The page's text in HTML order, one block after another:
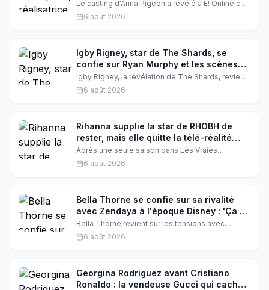
confidences du casting
Le casting d'Anna Pigeon a révélé à E! Online ce
que c'était vraiment de travailler avec Lea
Thompson, la star de Retour vers le futur, en tant
6 août 2026
Igby Rigney, star de The Shards, se
confie sur Ryan Murphy et les scènes
de sexe
Igby Rigney, la révélation de The Shards, revient
sur sa rencontre avec Ryan Murphy, ses scènes
intimes et son épuisement après une tournée
6 août 2026
Rihanna supplie la star de RHOBH de
rester, mais elle quitte la télé-réalité
après une saison
Après une seule saison dans Les Vraies
Housewives de Beverly Hills, la nouvelle recrue a
annoncé son départ, malgré les supplications de
décision qui a secoué la télé-réalité américaine.
6 août 2026
Bella Thorne se confie sur sa rivalité
avec Zendaya à l'époque Disney : 'Ça a
été assez dur'
Bella Thorne revient sur les tensions avec
Zendaya pendant le tournage de Shake It Up.
Les deux actrices, poussées à la rivalité par
réconciliation qui émeut les fans.
6 août 2026
Georgina Rodriguez avant Cristiano
Ronaldo : la vendeuse Gucci qui cachait